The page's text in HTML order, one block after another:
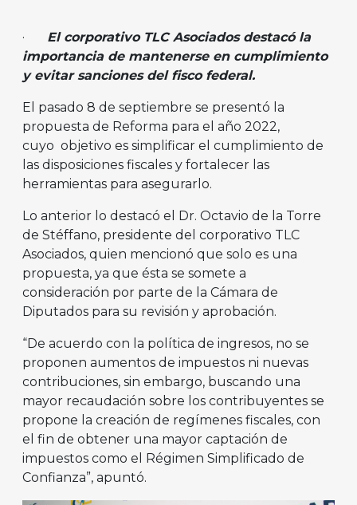
· El corporativo TLC Asociados destacó la
importancia de mantenerse en cumplimiento
y evitar sanciones del fisco federal.
El pasado 8 de septiembre se presentó la
propuesta de Reforma para el año 2022,
cuyo objetivo es simplificar el cumplimiento de
las disposiciones fiscales y fortalecer las
herramientas para asegurarlo.
Lo anterior lo destacó el Dr. Octavio de la Torre
de Stéffano, presidente del corporativo TLC
Asociados, quien mencionó que solo es una
propuesta, ya que ésta se somete a
consideración por parte de la Cámara de
Diputados para su revisión y aprobación.
“De acuerdo con la política de ingresos, no se
proponen aumentos de impuestos ni nuevas
contribuciones, sin embargo, buscando una
mayor recaudación sobre los contribuyentes se
propone la creación de regímenes fiscales, con
el fin de obtener una mayor captación de
impuestos como el Régimen Simplificado de
Confianza”, apuntó.